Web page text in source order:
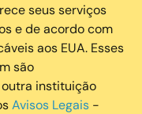
seus serviços
e de acordo com
aos EUA. Esses
são
instituição
Avisos Legais -